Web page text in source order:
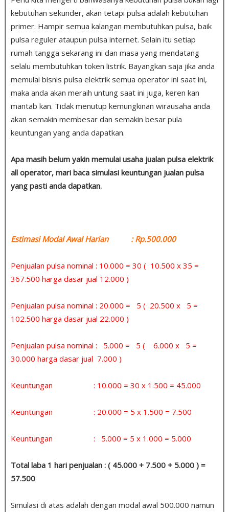
kebutuhan sekunder, akan tetapi pulsa adalah kebutuhan
primer. Hampir semua kalangan membutuhkan pulsa, baik
pulsa reguler ataupun pulsa internet. Selain itu setiap
rumah tangga sekarang ini dan masa yang mendatang
selalu membutuhkan token listrik. Bayangkan saja jika anda
memulai bisnis pulsa elektrik semua operator ini saat ini,
maka anda akan meraih untung saat ini juga, keren kan
mantab kan. Tidak menutup kemungkinan wirausaha anda
akan semakin membesar dan semakin besar pula
keuntungan yang anda dapatkan.
Apa masih belum yakin memulai usaha jualan pulsa elektrik
all operator, mari baca simulasi keuntungan jualan pulsa
yang pasti anda dapatkan.
Estimasi Modal Awal Harian : Rp.500.000
Penjualan pulsa nominal : 10.000 = 30 ( 10.500 x 35 =
367.500 harga dasar jual 12.000 )
Penjualan pulsa nominal : 20.000 = 5 ( 20.500 x 5 =
102.500 harga dasar jual 22.000 )
Penjualan pulsa nominal : 5.000 = 5 ( 6.000 x 5 =
30.000 harga dasar jual 7.000 )
Keuntungan : 10.000 = 30 x 1.500 = 45.000
Keuntungan : 20.000 = 5 x 1.500 = 7.500
Keuntungan : 5.000 = 5 x 1.000 = 5.000
Total laba 1 hari penjualan : ( 45.000 + 7.500 + 5.000 ) =
57.500
Simulasi di atas adalah dengan modal awal 500.000 namun